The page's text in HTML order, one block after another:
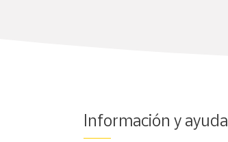
Información y ayuda